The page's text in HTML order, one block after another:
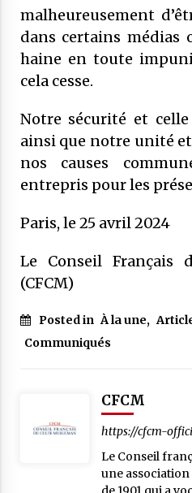
malheureusement
dans certains médias
haine en toute
cela cesse.
Notre sécurité et
ainsi que notre unité
nos causes
entrepris pour les
Paris, le 25 avril 2024
Le Conseil Français
(CFCM)
Posted in À la une,
Communiqués
CFCM
https://cfcm-
Le Conseil
une